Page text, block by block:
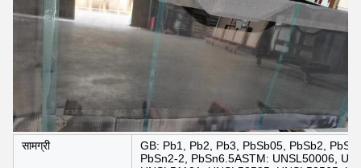
सामग्री
GB: Pb1, Pb2, Pb3, PbSb05, PbSb2,
PbSn2-2, PbSn6.5ASTM: UNSL50006,